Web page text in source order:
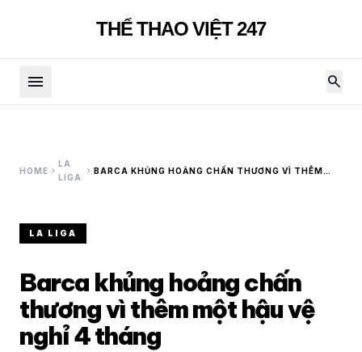
THỂ THAO VIỆT 247
menu search
HOME chevron_right
LA
LIGA
chevron_rightBARCA KHỦNG HOẢNG CHẤN THƯƠNG VÌ THÊM
LA LIGA
Barca khủng hoảng chấn
thương vì thêm một hậu vệ
nghỉ 4 tháng